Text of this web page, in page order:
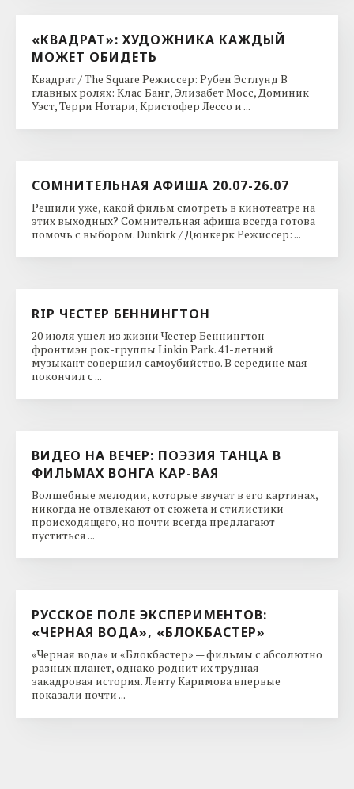
«КВАДРАТ»: ХУДОЖНИКА КАЖДЫЙ
МОЖЕТ ОБИДЕТЬ
Квадрат / The Square Режиссер: Рубен Эстлунд В
главных ролях: Клас Банг, Элизабет Мосс, Доминик
Уэст, Терри Нотари, Кристофер Лессо и ...
СОМНИТЕЛЬНАЯ АФИША 20.07-26.07
Решили уже, какой фильм смотреть в кинотеатре на
этих выходных? Сомнительная афиша всегда готова
помочь с выбором. Dunkirk / Дюнкерк Режиссер: ...
RIP ЧЕСТЕР БЕННИНГТОН
20 июля ушел из жизни Честер Беннингтон —
фронтмэн рок-группы Linkin Park. 41-летний
музыкант совершил самоубийство. В середине мая
покончил с ...
ВИДЕО НА ВЕЧЕР: ПОЭЗИЯ ТАНЦА В
ФИЛЬМАХ ВОНГА КАР-ВАЯ
Волшебные мелодии, которые звучат в его картинах,
никогда не отвлекают от сюжета и стилистики
происходящего, но почти всегда предлагают
пуститься ...
РУССКОЕ ПОЛЕ ЭКСПЕРИМЕНТОВ:
«ЧЕРНАЯ ВОДА», «БЛОКБАСТЕР»
«Черная вода» и «Блокбастер» — фильмы с абсолютно
разных планет, однако роднит их трудная
закадровая история. Ленту Каримова впервые
показали почти ...